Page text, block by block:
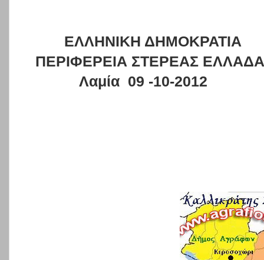
ΕΛΛΗΝΙΚΗ
ΠΕΡΙΦΕΡΕΙΑ
Λαμία 09 -10-2012